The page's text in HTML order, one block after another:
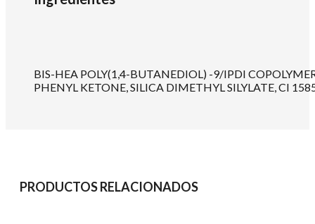
BIS-HEA POLY(1,4-BUTANEDIOL) -9/IPDI
PHENYL KETONE, SILICA DIMETHYL SILYLATE, CI
PRODUCTOS RELACIONADOS